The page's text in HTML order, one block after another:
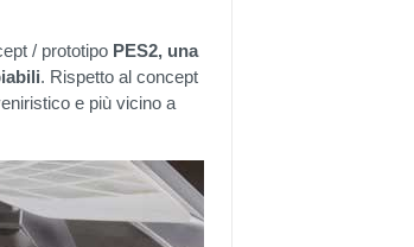
/ prototipo PES2, una
. Rispetto al concept
e più vicino a